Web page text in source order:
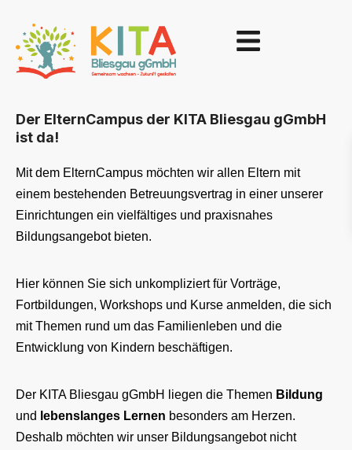
Der ElternCampus der KITA Bliesgau gGmbH
ist da!
Mit dem ElternCampus möchten wir allen Eltern mit
einem bestehenden Betreuungsvertrag in einer unserer
Einrichtungen ein vielfältiges und praxisnahes
Bildungsangebot bieten.
Hier können Sie sich unkompliziert für Vorträge,
Fortbildungen, Workshops und Kurse anmelden, die sich
mit Themen rund um das Familienleben und die
Entwicklung von Kindern beschäftigen.
Der KITA Bliesgau gGmbH liegen die Themen Bildung
und lebenslanges Lernen besonders am Herzen.
Deshalb möchten wir unser Bildungsangebot nicht